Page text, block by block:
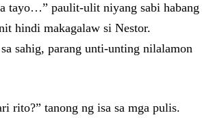
tayo…” paulit-ulit niyang sabi habang
hindi makagalaw si Nestor.
sahig, parang unti-unting nilalamon
rito?” tanong ng isa sa mga pulis.